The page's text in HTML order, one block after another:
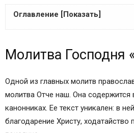
Оглавление [Показать]
Правила прочтения
Главная мысль Молитвы
митрополита Вениамина
Молитва Отче Наш: текст на
(православная)
Молитва Господня
Одной из главных молитв
молитва Отче наш. Она содержится
канонниках. Ее текст уникален: в
благодарение Христу,